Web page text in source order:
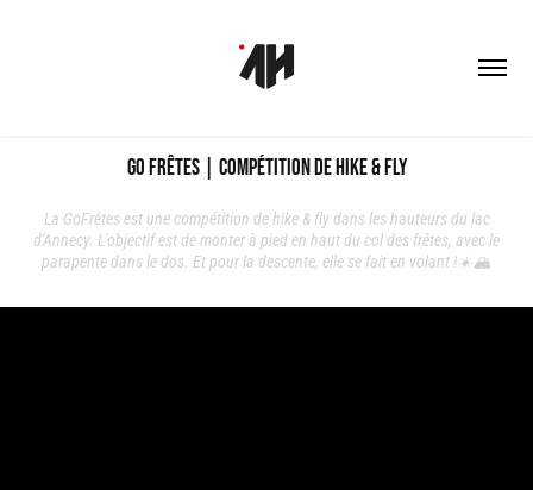
Go Frêtes | Compétition de Hike & Fly
La GoFrêtes est une compétition de hike & fly dans les hauteurs du lac
d'Annecy. L'objectif est de monter à pied en haut du col des frêtes, avec le
parapente dans le dos. Et pour la descente, elle se fait en volant !☀️🏔️